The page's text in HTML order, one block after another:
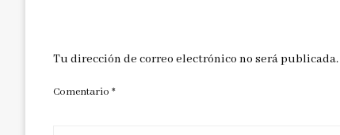
Tu dirección de correo electrónico no será publicada.
Comentario *